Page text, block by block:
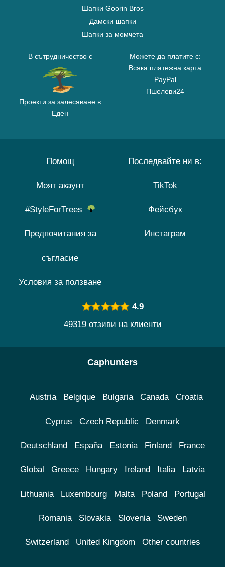
Шапки Goorin Bros
Дамски шапки
Шапки за момчета
В сътрудничество с
Проекти за залесяване в
Еден
Можете да платите с:
Всяка платежна карта
PayPal
Пшелеви24
Помощ
Моят акаунт
#StyleForTrees
Предпочитания за
съгласие
Условия за ползване
Последвайте ни в:
TikTok
Фейсбук
Инстаграм
4.9
49319 отзиви на клиенти
Caphunters
Austria Belgique Bulgaria Canada Croatia
Cyprus Czech Republic Denmark
Deutschland España Estonia Finland France
Global Greece Hungary Ireland Italia Latvia
Lithuania Luxembourg Malta Poland Portugal
Romania Slovakia Slovenia Sweden
Switzerland United Kingdom Other countries